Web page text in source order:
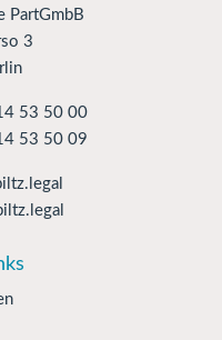
PartGmbB
3
53 50 00
53 50 09